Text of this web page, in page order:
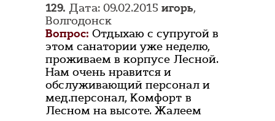
129. Дата: 09.02.2015 игорь,
Волгодонск
Вопрос: Отдыхаю с супругой в
этом санатории уже неделю,
проживаем в корпусе Лесной.
Нам очень нравится и
обслуживающий персонал и
мед.персонал, Комфорт в
Лесном на высоте. Жалеем